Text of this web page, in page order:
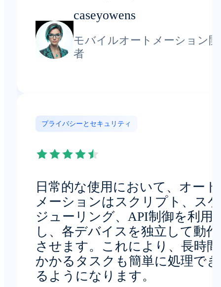
caseyowens
モバイルオートメーション
者
プライバシーとセキュリティ
日常的な使用において、オート
メーションはスクリプト、スケ
ジューリング、API制御を利用
し、各デバイスを独立して動作
させます。これにより、長時間
かかるタスクも簡単に処理でき
るようになります。